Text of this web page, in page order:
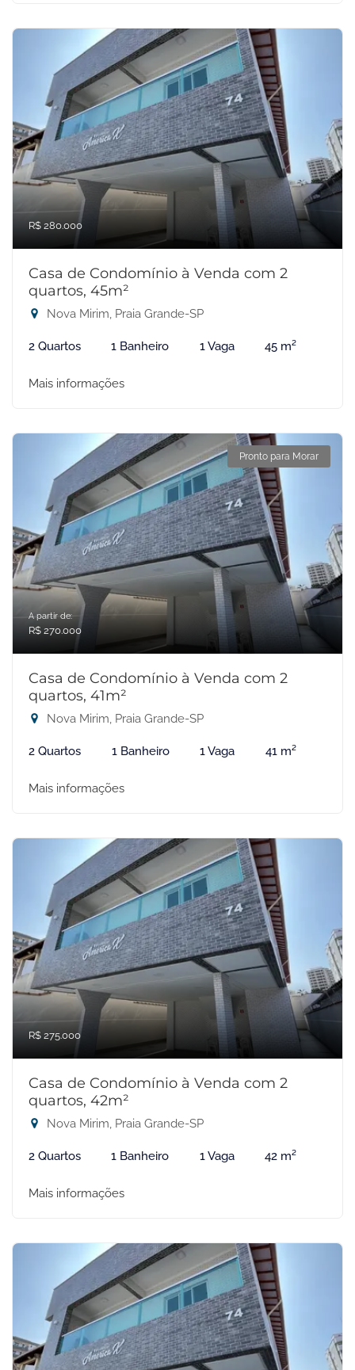
R$ 280.000
Casa de Condomínio à Venda com 2
quartos, 45m²
Nova Mirim, Praia Grande-SP
2 Quartos 1 Banheiro 1 Vaga 45 m²
Mais informações
Pronto para Morar
A partir de:
R$ 270.000
Casa de Condomínio à Venda com 2
quartos, 41m²
Nova Mirim, Praia Grande-SP
2 Quartos 1 Banheiro 1 Vaga 41 m²
Mais informações
R$ 275.000
Casa de Condomínio à Venda com 2
quartos, 42m²
Nova Mirim, Praia Grande-SP
2 Quartos 1 Banheiro 1 Vaga 42 m²
Mais informações